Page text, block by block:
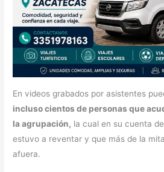
En videos grabados por asistentes
incluso cientos de personas que
la agrupación, la cual en su cuenta
estuvo a reventar y que más de la
afuera.